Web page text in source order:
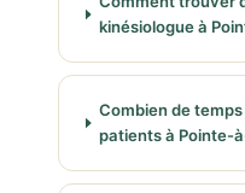
kinésiologue à
Combien de
patients à Pointe-